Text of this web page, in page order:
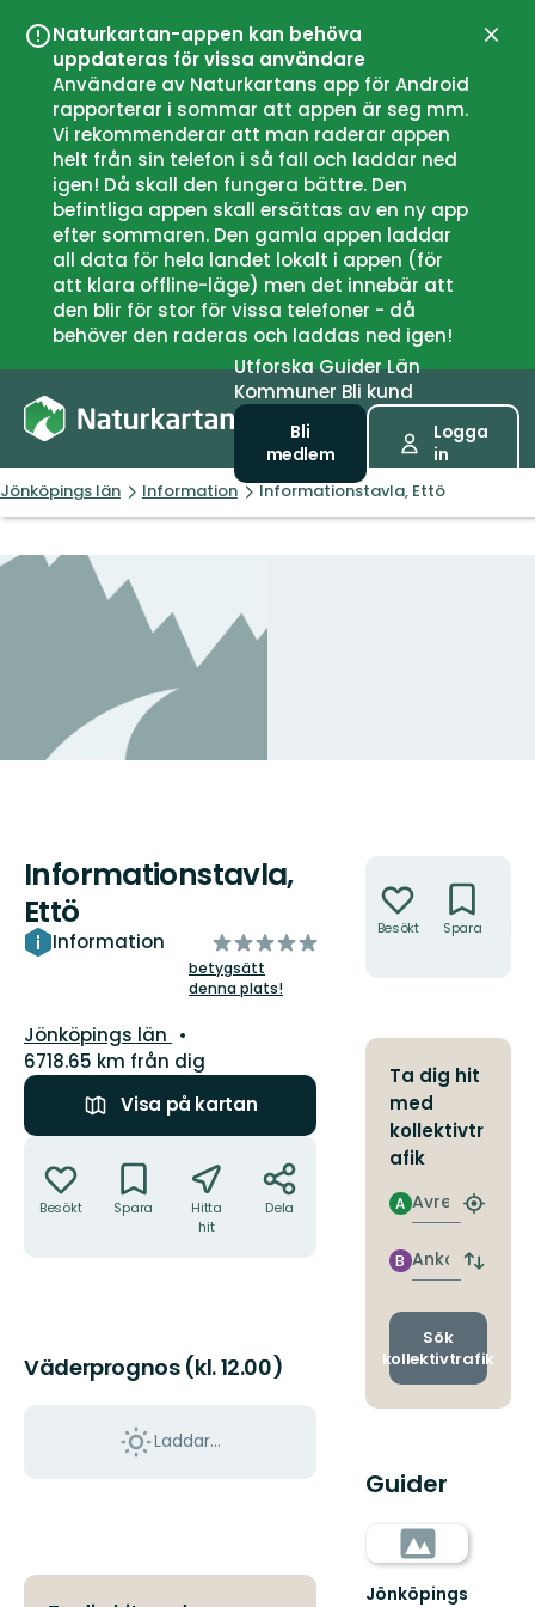
Naturkartan-appen kan behöva
uppdateras för vissa användare
Användare av Naturkartans app för Android
rapporterar i sommar att appen är seg mm.
Vi rekommenderar att man raderar appen
helt från sin telefon i så fall och laddar ned
igen! Då skall den fungera bättre. Den
befintliga appen skall ersättas av en ny app
efter sommaren. Den gamla appen laddar
all data för hela landet lokalt i appen (för
att klara offline-läge) men det innebär att
den blir för stor för vissa telefoner - då
behöver den raderas och laddas ned igen!
UtforskaGuiderLän
Kommuner Bli kund
Bli
medlem
Logga
in
Jönköpings län Information Informationstavla, Ettö
Informationstavla,
Ettö
Information
av
5
stjärnor
betygsätt
denna plats!
Län:
Jönköpings län
6718.65 km från dig
Visa på kartan
Besökt Spara
Hitta
hit
Dela
Väderprognos (kl. 12.00)
Laddar...
Besökt Spara
Ta dig hit
med
kollektivtr
afik
Avresa
A
Hitta
Ankomst
B
Byt
och
Sök
kollektivtrafik
Guider
Jönköpings